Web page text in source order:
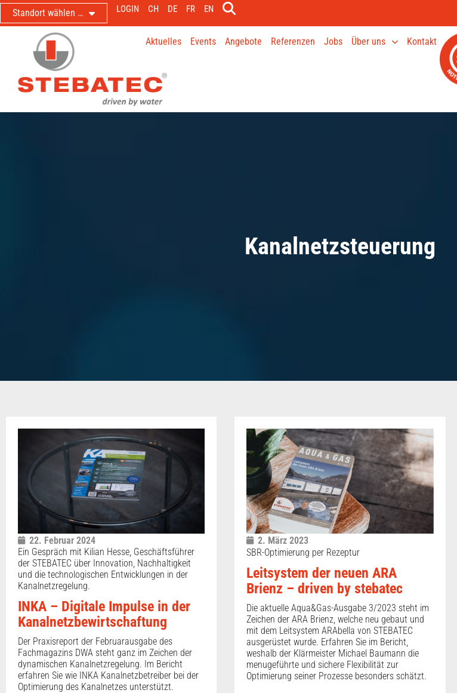
Standort wählen … LOGIN CH DE FR EN
Aktuelles Events Angebote Referenzen Jobs Über uns Kontakt
Kanalnetzsteuerung
22. Februar 2024
Ein Gespräch mit Kilian Hesse, Geschäftsführer
der STEBATEC über Innovation, Nachhaltigkeit
und die technologischen Entwicklungen in der
Kanalnetzregelung.
INKA – Digitale Impulse in der
Kanalnetzbewirtschaftung
Der Praxisreport der Februarausgabe des
Fachmagazins DWA steht ganz im Zeichen der
dynamischen Kanalnetzregelung. Im Bericht
erfahren Sie wie INKA Kanalnetzbetreiber bei der
Optimierung des Kanalnetzes unterstützt.
2. März 2023
SBR-Optimierung per Rezeptur
Leitsystem der neuen ARA
Brienz – driven by stebatec
Die aktuelle Aqua&Gas-Ausgabe 3/2023 steht im
Zeichen der ARA Brienz, welche neu gebaut und
mit dem Leitsystem ARAbella von STEBATEC
ausgerüstet wurde. Erfahren Sie im Bericht,
weshalb der Klärmeister Michael Baumann die
menugeführte und sichere Flexibilität zur
Optimierung seiner Prozesse besonders schätzt.